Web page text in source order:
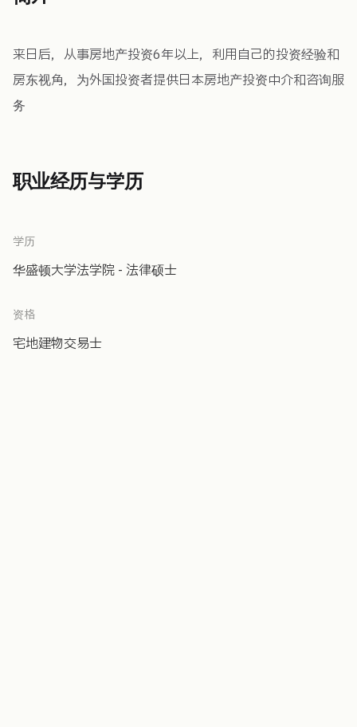
来日后，从事房地产投资6年以上，利用自己的投资经验和
房东视角，为外国投资者提供日本房地产投资中介和咨询服
务
职业经历与学历
学历
华盛顿大学法学院 - 法律硕士
资格
宅地建物交易士